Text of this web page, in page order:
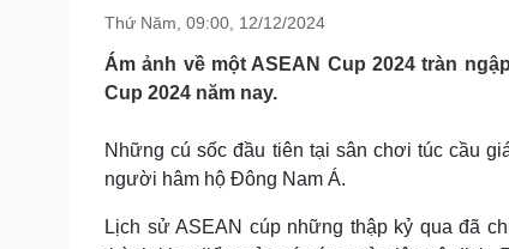
Biển đảo
Pháp luật
Tin nóng
Tư vấn luật
Việt Nam
Thứ Năm, 09:00, 12/12/2024
Ám ảnh về một ASEAN Cup 2024 tràn
Cup 2024 năm nay.
Những cú sốc đầu tiên tại sân chơi túc cầu
người hâm hộ Đông Nam Á.
Lịch sử ASEAN cúp những thập kỷ qua đã